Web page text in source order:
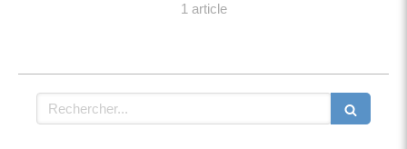
1 article
Rechercher